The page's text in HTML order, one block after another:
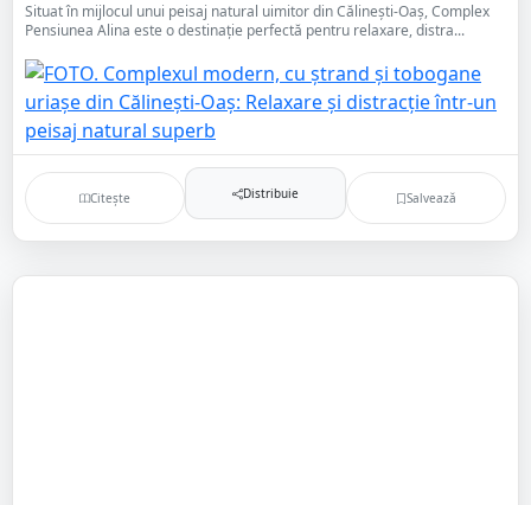
Situat în mijlocul unui peisaj natural uimitor din Călinești-Oaș, Complex
Pensiunea Alina este o destinație perfectă pentru relaxare, distra...
Citește Distribuie Salvează